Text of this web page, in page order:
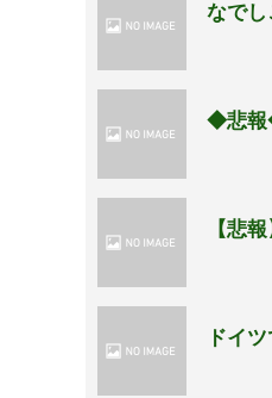
なでし
◆悲報
【悲
ドイ